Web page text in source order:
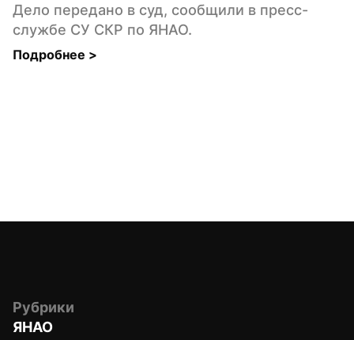
Дело передано в суд, сообщили в пресс-
службе СУ СКР по ЯНАО.
Подробнее >
Рубрики
ЯНАО